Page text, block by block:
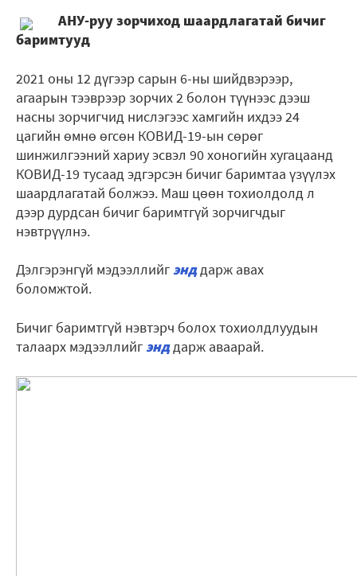
АНУ-руу зорчиход шаардлагатай бичиг
баримтууд
2021 оны 12 дүгээр сарын 6-ны шийдвэрээр,
агаарын тээврээр зорчих 2 болон түүнээс дээш
насны зорчигчид нислэгээс хамгийн ихдээ 24
цагийн өмнө өгсөн КОВИД-19-ын сөрөг
шинжилгээний хариу эсвэл 90 хоногийн хугацаанд
КОВИД-19 тусаад эдгэрсэн бичиг баримтаа үзүүлэх
шаардлагатай болжээ. Маш цөөн тохиолдолд л
дээр дурдсан бичиг баримтгүй зорчигчдыг
нэвтрүүлнэ.
Дэлгэрэнгүй мэдээллийгэнддарж авах
боломжтой.
Бичиг баримтгүй нэвтэрч болох тохиолдлуудын
талаарх мэдээллийгэнддарж аваарай.